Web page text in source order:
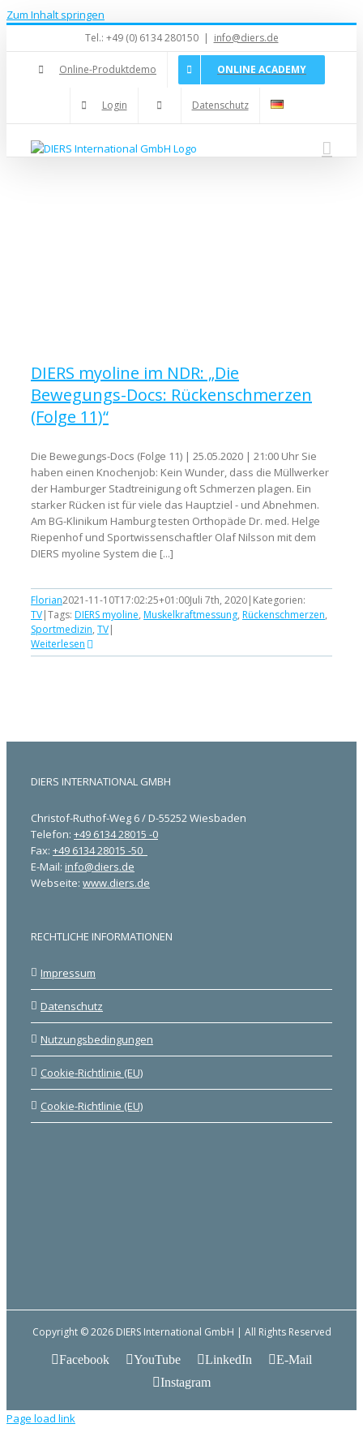
Zum Inhalt springen
Tel.: +49 (0) 6134 280150 | info@diers.de
Online-Produktdemo ONLINE ACADEMY
Login Datenschutz
DIERS myoline im NDR: „Die
Bewegungs-Docs: Rückenschmerzen
(Folge 11)“
Die Bewegungs-Docs (Folge 11) | 25.05.2020 | 21:00 Uhr Sie
haben einen Knochenjob: Kein Wunder, dass die Müllwerker
der Hamburger Stadtreinigung oft Schmerzen plagen. Ein
starker Rücken ist für viele das Hauptziel - und Abnehmen.
Am BG-Klinikum Hamburg testen Orthopäde Dr. med. Helge
Riepenhof und Sportwissenschaftler Olaf Nilsson mit dem
DIERS myoline System die [...]
Florian2021-11-10T17:02:25+01:00Juli 7th, 2020| Kategorien:
TV|Tags: DIERS myoline, Muskelkraftmessung, Rückenschmerzen,
Sportmedizin, TV|
Weiterlesen
DIERS INTERNATIONAL GMBH
Christof-Ruthof-Weg 6 / D-55252 Wiesbaden
Telefon: +49 6134 28015 -0
Fax: +49 6134 28015 -50
E-Mail: info@diers.de
Webseite: www.diers.de
RECHTLICHE INFORMATIONEN
Impressum
Datenschutz
Nutzungsbedingungen
Cookie-Richtlinie (EU)
Cookie-Richtlinie (EU)
Copyright © 2026 DIERS International GmbH | All Rights Reserved
Facebook
YouTube LinkedIn
E-Mail
Instagram
Page load link